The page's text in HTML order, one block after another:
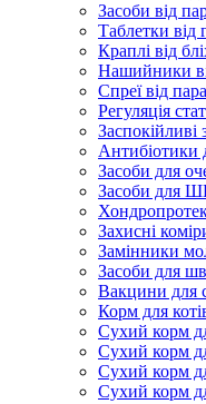
Засоби від
Таблетки від
Краплі від
Нашийники
Спреї від
Регуляція
Заспокійливі
Антибіотики
Засоби для
Засоби для
Захисні
Замінники
Засоби для
Вакцини для
Корм для
Сухий корм
Сухий корм
Сухий корм
Сухий корм